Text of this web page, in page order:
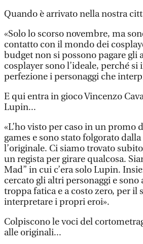
Quando è arrivato nella nostra
«Solo lo scorso novembre, ma
contatto con il mondo dei
budget non si possono pagare gli
cosplayer sono l’ideale, perché
perfezione i personaggi che
E qui entra in gioco Vincenzo
Lupin...
«L’ho visto per caso in un promo
games e sono stato folgorato
l’originale. Ci siamo trovato
un regista per girare qualcosa.
Mad” in cui c’era solo Lupin.
cercato gli altri personaggi e
troppa fatica e a costo zero, per il
interpretare i propri eroi».
Colpiscono le voci del
alle originali...